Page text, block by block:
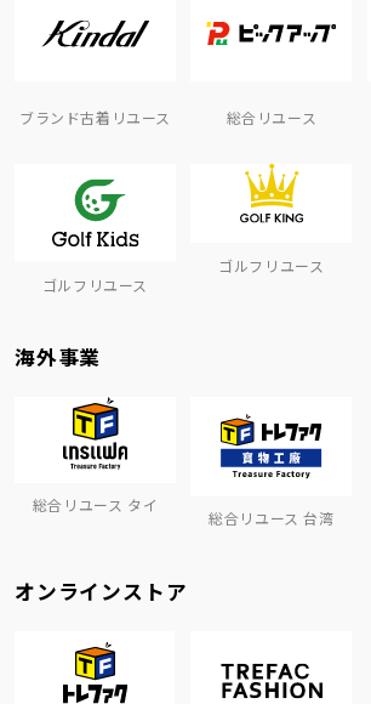
ブランド古着リユース 総合リユース
ゴルフリユース
ゴルフリユース
海外事業
総合リユース タイ
総合リユース 台湾
オンラインストア